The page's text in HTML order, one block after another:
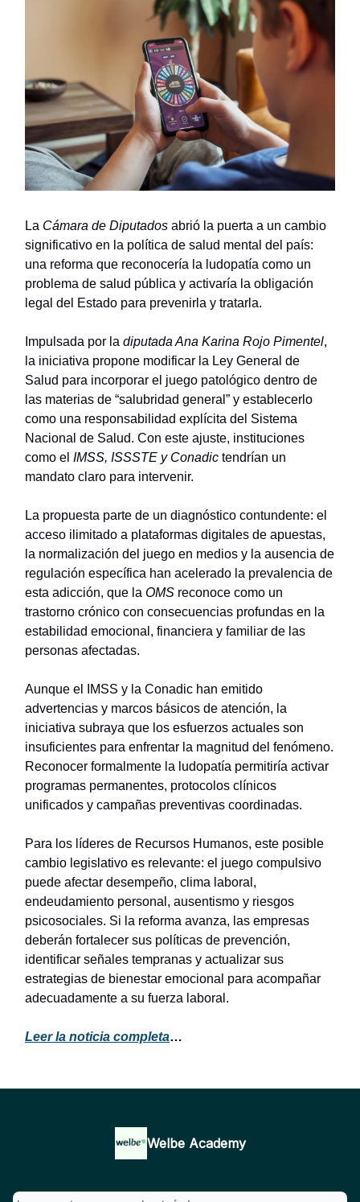
La Cámara de Diputados abrió la puerta a un cambio
significativo en la política de salud mental del país:
una reforma que reconocería la ludopatía como un
problema de salud pública y activaría la obligación
legal del Estado para prevenirla y tratarla.
Impulsada por la diputada Ana Karina Rojo Pimentel,
la iniciativa propone modificar la Ley General de
Salud para incorporar el juego patológico dentro de
las materias de “salubridad general” y establecerlo
como una responsabilidad explícita del Sistema
Nacional de Salud. Con este ajuste, instituciones
como el IMSS, ISSSTE y Conadic tendrían un
mandato claro para intervenir.
La propuesta parte de un diagnóstico contundente: el
acceso ilimitado a plataformas digitales de apuestas,
la normalización del juego en medios y la ausencia de
regulación específica han acelerado la prevalencia de
esta adicción, que la OMS reconoce como un
trastorno crónico con consecuencias profundas en la
estabilidad emocional, financiera y familiar de las
personas afectadas.
Aunque el IMSS y la Conadic han emitido
advertencias y marcos básicos de atención, la
iniciativa subraya que los esfuerzos actuales son
insuficientes para enfrentar la magnitud del fenómeno.
Reconocer formalmente la ludopatía permitiría activar
programas permanentes, protocolos clínicos
unificados y campañas preventivas coordinadas.
Para los líderes de Recursos Humanos, este posible
cambio legislativo es relevante: el juego compulsivo
puede afectar desempeño, clima laboral,
endeudamiento personal, ausentismo y riesgos
psicosociales. Si la reforma avanza, las empresas
deberán fortalecer sus políticas de prevención,
identificar señales tempranas y actualizar sus
estrategias de bienestar emocional para acompañar
adecuadamente a su fuerza laboral.
Leer la noticia completa…
Welbe Academy